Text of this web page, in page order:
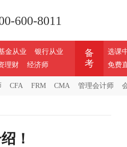
600-8011
金从业
银行从业
理财 经济师
备
考
选课
免费
CFA FRM CMA 管理会计师
！